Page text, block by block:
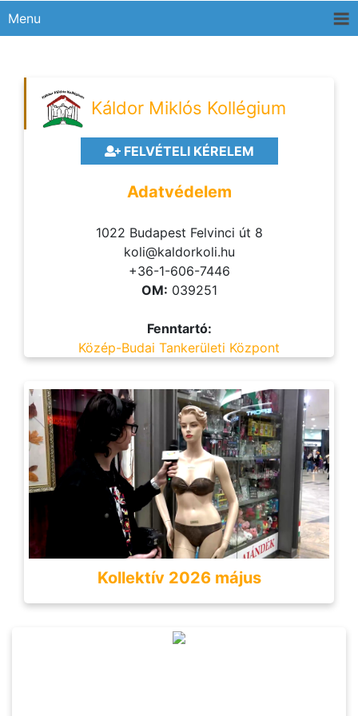
Menu
Káldor Miklós Kollégium
FELVÉTELI KÉRELEM
Adatvédelem
1022 Budapest Felvinci út 8
koli@kaldorkoli.hu
+36-1-606-7446
OM: 039251
Fenntartó:
Közép-Budai Tankerületi Központ
Kollektív 2026 május